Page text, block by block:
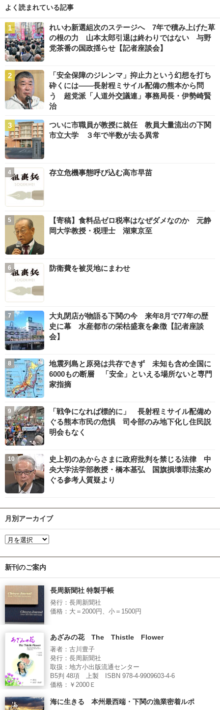
よく読まれている記事
れいわ新選組次のステージへ 7年で積み上げた草
の根の力 山本太郎引退は終わりではない 与野
党茶番の国政揺らせ【記者座談会】
「安全保障のジレンマ」抑止力という幻想を打ち
砕くには――長射程ミサイル配備の熊本から問
う 超党派「人道外交議連」事務局長・伊勢崎賢
治
ついに市職員が教授に就任 教員大量流出の下関
市立大学 ３年で半数が去る異常
存立危機事態呼び込む高市早苗
【寄稿】食料品ゼロ税率はなぜダメなのか 元静
岡大学教授・税理士 湖東京至
防衛費を被災地にまわせ
大丸閉店が物語る下関の今 来年8月で77年の歴
史に幕 水産都市の栄枯盛衰を象徴【記者座談
会】
地震列島と原発は共存できず 未知も含め全国に
6000もの断層 「安全」といえる場所ないと専門
家指摘
「戦争になれば標的に」 長射程ミサイル配備め
ぐる熊本市民の危惧 司令部のみ地下化し住民説
明会もなく
史上初のあからさまに政府批判を禁じる法律 中
央大学法学部教授・橋本基弘 国旗損壊罪法案め
ぐる参考人質疑より
月別アーカイブ
新刊のご案内
長周新聞社 特製手帳
発行：長周新聞社
価格：大＝2000円、小＝1500円
あざみの花 The Thistle Flower
著者：古川豊子
発行：長周新聞社
取扱：地方小出版流通センター
B5判 48項 上製 ISBN 978-4-9909603-4-6
価格：￥2000Ｅ
海に生きる 本州最西端・下関の漁業密着ルポ